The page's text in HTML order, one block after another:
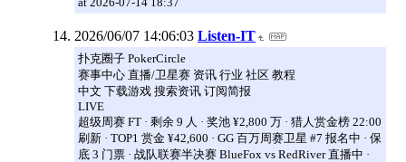
2026/06/07 14:06:03 Listen-IT
扑克圈子 PokerCircle
赛事中心 直播/卫星赛 资讯 行业 社区 教程
中文 下载游戏 搜索资讯 订阅简报
LIVE
超级周赛 FT · 剩余 9 人 · 奖池 ¥2,800 万 · 猎人赏金榜 22:00
刷新 · TOP1 赏金 ¥42,600 · GG 百万周赛卫星 #7 报名中 · 保
底 3 门票 · 战队联赛半决赛 BlueFox vs RedRiver 直播中 ·